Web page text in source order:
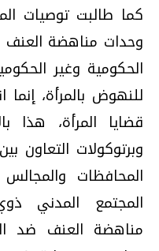
كما طالبت توصيات
وحدات مناهضة العنف
الحكومية وغير
للنهوض بالمرأة،
قضايا المرأة، هذا
وبرتوكولات التعاون
المحافظات
المجتمع المدني
مناهضة العنف ضد